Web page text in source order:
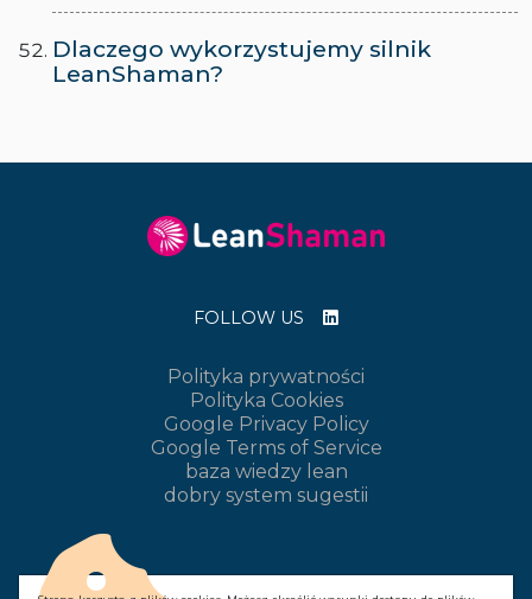
Dlaczego wykorzystujemy silnik
LeanShaman?
FOLLOW US
Polityka prywatności
Polityka Cookies
Google Privacy Policy
Google Terms of Service
baza wiedzy lean
dobry system sugestii